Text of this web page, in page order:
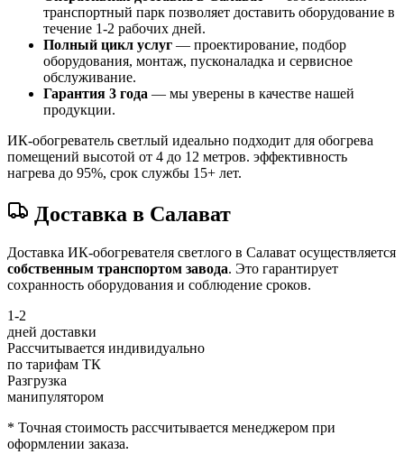
транспортный парк позволяет доставить оборудование в
течение 1-2 рабочих дней.
Полный цикл услуг — проектирование, подбор
оборудования, монтаж, пусконаладка и сервисное
обслуживание.
Гарантия 3 года — мы уверены в качестве нашей
продукции.
ИК-обогреватель светлый идеально подходит для обогрева
помещений высотой от 4 до 12 метров. эффективность
нагрева до 95%, срок службы 15+ лет.
Доставка в Салават
Доставка ИК-обогревателя светлого в Салават осуществляется
собственным транспортом завода. Это гарантирует
сохранность оборудования и соблюдение сроков.
1-2
дней доставки
Рассчитывается индивидуально
по тарифам ТК
Разгрузка
манипулятором
* Точная стоимость рассчитывается менеджером при
оформлении заказа.